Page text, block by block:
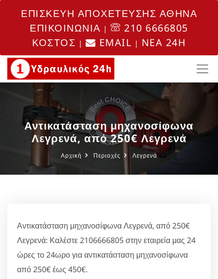
ΕΠΙΣΚΕΥΗ ΑΠΟΧΕΤΕΥΣΗΣ ΑΘΗΝΑ
ΕΠΙΚΟΙΝΩΝΙΑ |
210 6666805
ΚΟΣΤΟΣ | EMAIL | NEA 24H
Αντικατάσταση μηχανοσίφωνα
Λεγρενά, από 250€ Λεγρενά
Αρχική Περιοχές Λεγρενά
Αντικατάσταση μηχανοσίφωνα Λεγρενά, από 250€
Λεγρενά: Καλέστε 2106666805 στην εταιρεία μας 24
ώρες το 24ωρο για αντικατάσταση μηχανοσίφωνα
από 250€ έως 450€.